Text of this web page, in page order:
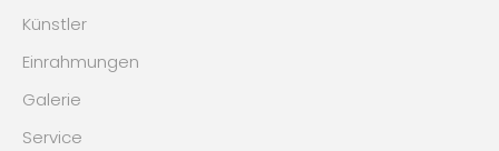
Künstler
Einrahmungen
Galerie
Service